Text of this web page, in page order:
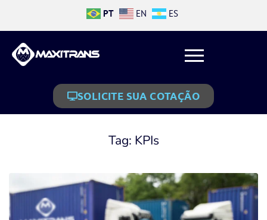
PT EN ES
SOLICITE SUA COTAÇÃO
Tag: KPIs